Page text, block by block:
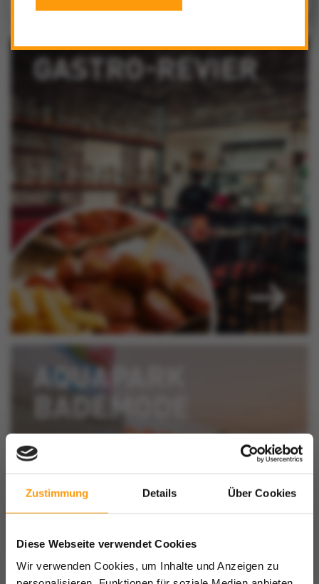
Zustimmung Details Über Cookies
Diese Webseite verwendet Cookies
Wir verwenden Cookies, um Inhalte und Anzeigen zu
Nach oben